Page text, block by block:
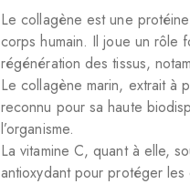
Le collagène est une
corps humain. Il joue un rôle
régénération des tissus,
Le collagène marin, extrait à
reconnu pour sa haute
l’organisme.
La vitamine C, quant à elle,
antioxydant pour protéger